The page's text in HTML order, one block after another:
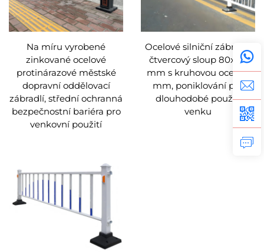
Na míru vyrobené
zinkované ocelové
protinárazové městské
dopravní oddělovací
zábradlí, střední ochranná
bezpečnostní bariéra pro
venkovní použití
Ocelové silniční zábradlí,
čtvercový sloup 80x80
mm s kruhovou ocelí 16
mm, poniklování pro
dlouhodobé použití
venku